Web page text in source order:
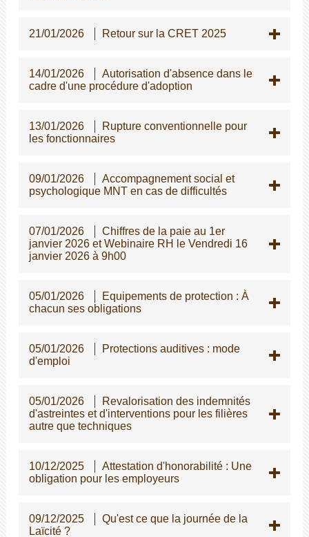
21/01/2026 Retour sur la CRET 2025
14/01/2026
Autorisation d'absence dans le
cadre d'une procédure d'adoption
13/01/2026
Rupture conventionnelle pour
les fonctionnaires
09/01/2026
Accompagnement social et
psychologique MNT en cas de difficultés
07/01/2026
Chiffres de la paie au 1er
janvier 2026 et Webinaire RH le Vendredi 16
janvier 2026 à 9h00
05/01/2026
Equipements de protection : À
chacun ses obligations
05/01/2026
Protections auditives : mode
d'emploi
05/01/2026
Revalorisation des indemnités
d'astreintes et d'interventions pour les filières
autre que techniques
10/12/2025
Attestation d'honorabilité : Une
obligation pour les employeurs
09/12/2025
Qu'est ce que la journée de la
Laïcité ?